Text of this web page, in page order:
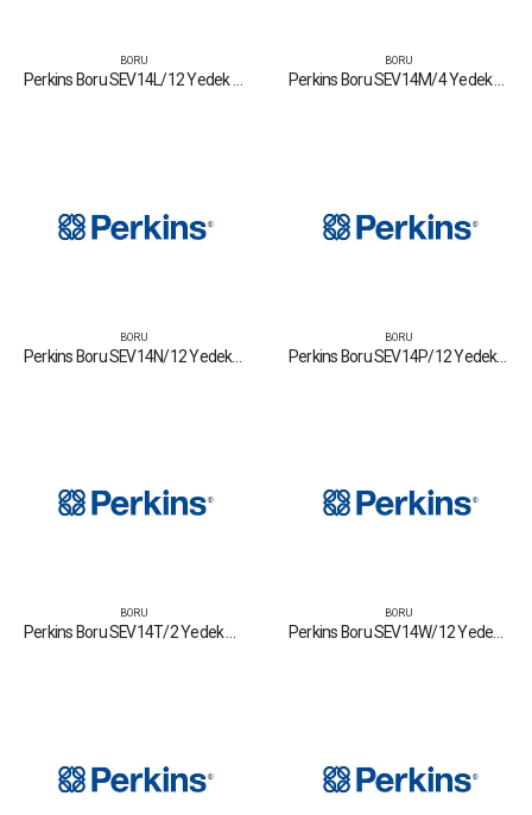
BORU BORU
BORU
Perkins Boru SEV14N/12 Yedek Parça Fiyat Tamir Bakım Satan Firmalar
BORU
Perkins Boru SEV14P/12 Yedek Parça Fiyat Tamir Bakım Satan Firmalar
BORU
Perkins Boru SEV14T/2 Yedek Parça Fiyat Tamir Bakım Satan Firmalar
BORU
Perkins Boru SEV14W/12 Yedek Parça Fiyat Tamir Bakım Satan Firmalar